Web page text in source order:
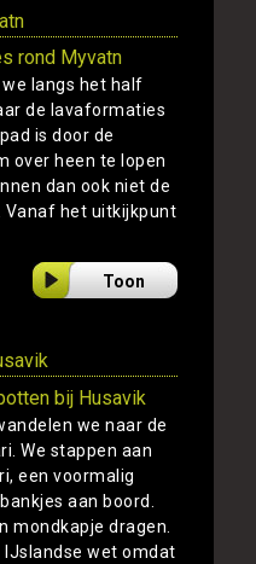
langs het half
de lavaformaties
is door de
over heen te lopen
dan ook niet de
Vanaf het uitkijkpunt
Toon
we naar de
We stappen aan
een voormalig
aan boord.
mondkapje dragen.
IJslandse wet omdat